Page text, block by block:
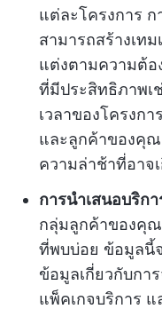
แต่ละโครงการ
สามารถสร้างเท
แต่งตามความต้อ
ที่มีประสิทธิภาพเ
เวลาของโครงก
และลูกค้าของคุ
ความล่าช้าที่อาจ
การนำเสนอบริก
กลุ่มลูกค้าของคุณ
ที่พบบ่อย ข้อมูลนี้
ข้อมูลเกี่ยวกับกา
แพ็คเกจบริการ